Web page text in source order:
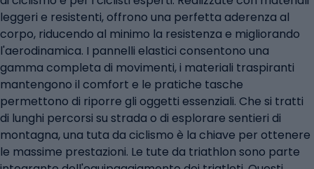
leggeri e resistenti, offrono una perfetta aderenza al
corpo, riducendo al minimo la resistenza e migliorando
l'aerodinamica. I pannelli elastici consentono una
gamma completa di movimenti, i materiali traspiranti
mantengono il comfort e le pratiche tasche
permettono di riporre gli oggetti essenziali. Che si tratti
di lunghi percorsi su strada o di esplorare sentieri di
montagna, una tuta da ciclismo è la chiave per ottenere
le massime prestazioni. Le tute da triathlon sono parte